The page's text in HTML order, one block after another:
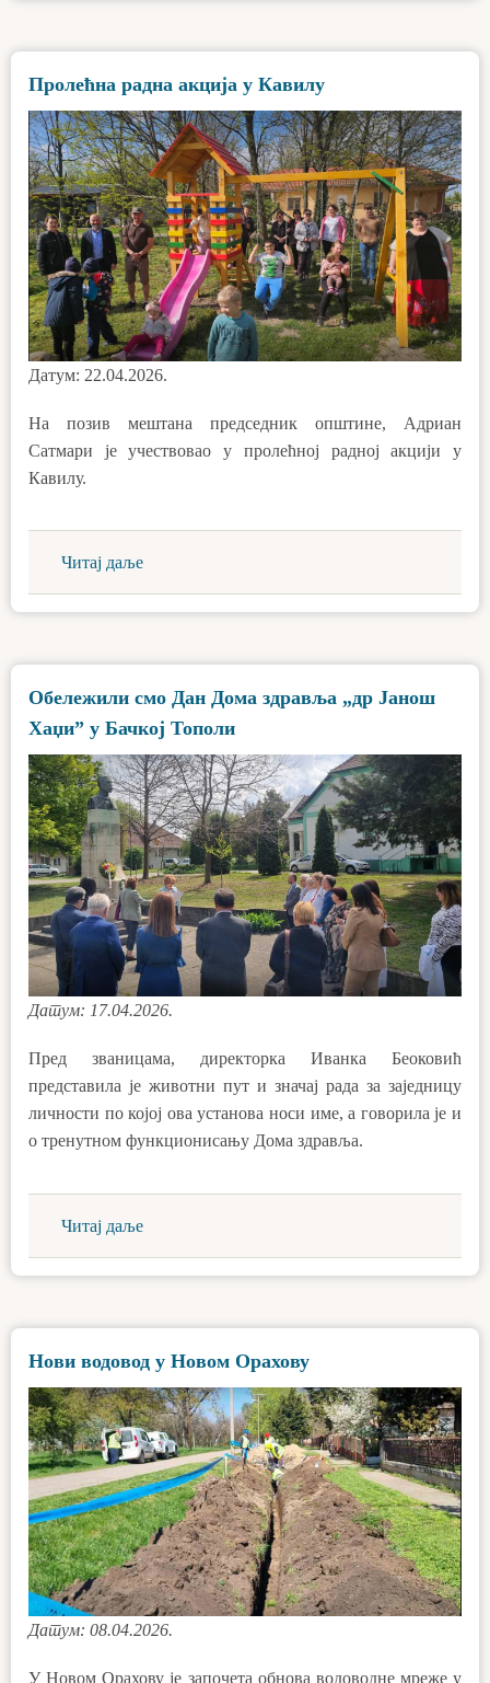
Пролећна радна акција у Кавилу
Датум: 22.04.2026.
На позив мештана председник општине, Адриан
Сатмари је учествовао у пролећној радној акцији у
Кавилу.
Читај даље
Обележили смо Дан Дома здравља „др Јанош
Хаџи” у Бачкој Тополи
Датум: 17.04.2026.
Пред званицама, директорка Иванка Беоковић
представила је животни пут и значај рада за заједницу
личности по којој ова установа носи име, а говорила је и
о тренутном функционисању Дома здравља.
Читај даље
Нови водовод у Новом Орахову
Датум: 08.04.2026.
У Новом Орахову је започета обнова водоводне мреже у